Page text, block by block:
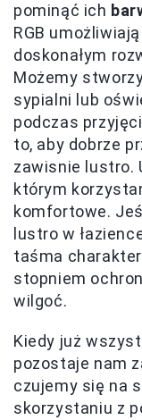
pominąć ich
RGB
doskonałym
Możemy
sypialni lub
podczas
to, aby dobrze
zawisnie lustro.
którym
komfortowe.
lustro w
taśma
stopniem
wilgoć.
Kiedy już
pozostaje nam
czujemy się na
skorzystaniu z